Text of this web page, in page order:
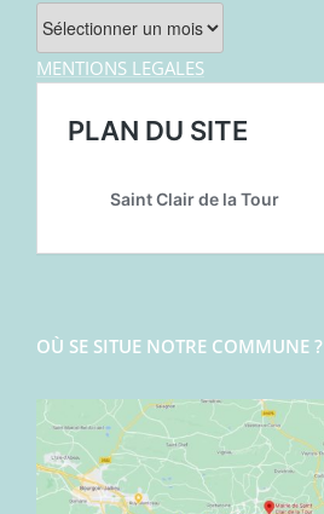
Archives
MENTIONS LEGALES
OÙ SE SITUE NOTRE COMMUNE ?